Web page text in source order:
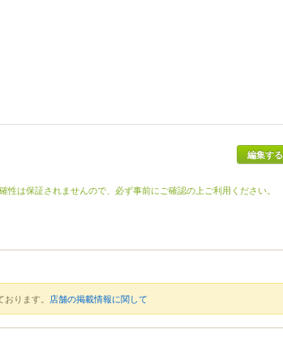
編集する
は保証されませんので、必ず事前にご確認の上ご利用ください。
ります。 店舗の掲載情報に関して